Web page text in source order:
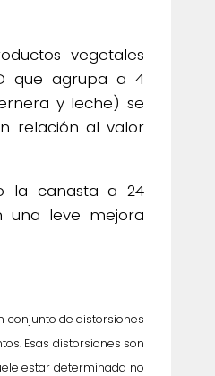
vegetales
que agrupa a 4
y leche) se
relación al valor
la canasta a 24
una leve mejora
conjunto de distorsiones
Esas distorsiones son
estar determinada no